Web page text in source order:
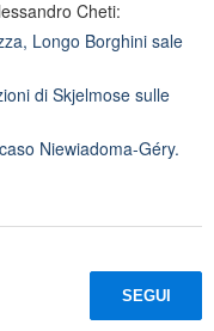
Cheti:
Longo Borghini sale
di Skjelmose sulle
Niewiadoma-Géry.
SEGUI